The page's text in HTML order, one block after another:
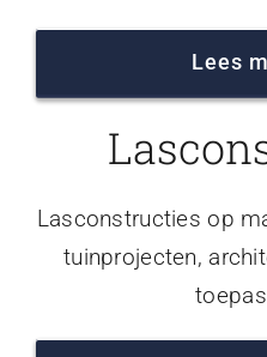
Lees
Lasconstructies op
tuinprojecten,